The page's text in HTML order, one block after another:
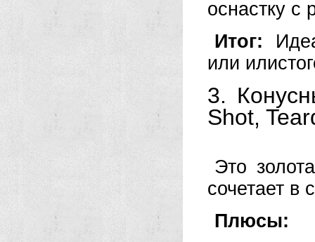
оснастку с
Итог:
или
3.
Shot,
Это
сочетает в
Плюсы: